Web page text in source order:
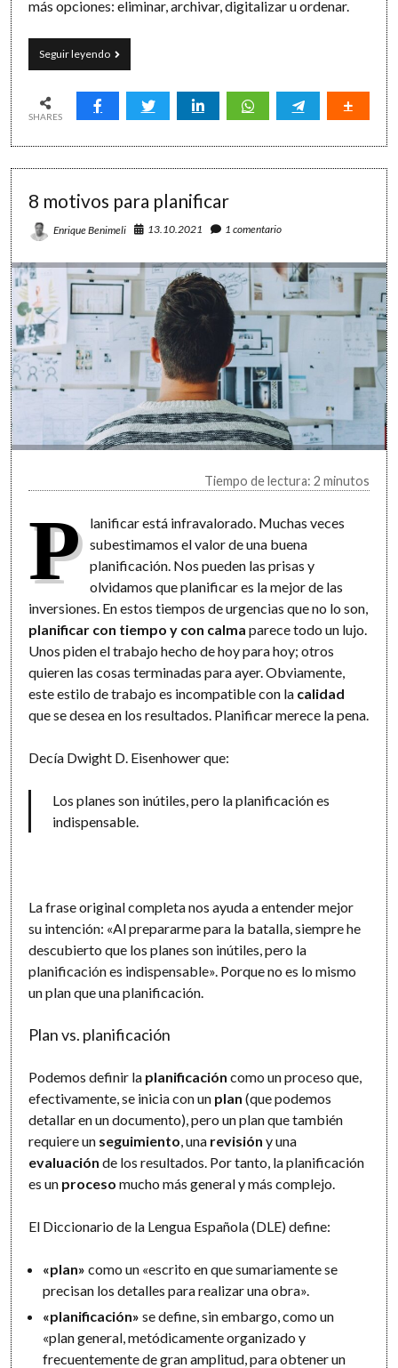
más opciones: eliminar, archivar, digitalizar u ordenar.
Seguir leyendoEl
noble
y
SHARES
8 motivos para planificar
Enrique Benimeli 13.10.2021 1 comentario
Tiempo de lectura: 2 minutos
P lanificar está infravalorado. Muchas veces
subestimamos el valor de una buena
planificación. Nos pueden las prisas y
olvidamos que planificar es la mejor de las
inversiones. En estos tiempos de urgencias que no lo son,
planificar con tiempo y con calma parece todo un lujo.
Unos piden el trabajo hecho de hoy para hoy; otros
quieren las cosas terminadas para ayer. Obviamente,
este estilo de trabajo es incompatible con la calidad
que se desea en los resultados. Planificar merece la pena.
Decía Dwight D. Eisenhower que:
Los planes son inútiles, pero la planificación es
indispensable.
La frase original completa nos ayuda a entender mejor
su intención: «Al prepararme para la batalla, siempre he
descubierto que los planes son inútiles, pero la
planificación es indispensable». Porque no es lo mismo
un plan que una planificación.
Plan vs. planificación
Podemos definir la planificación como un proceso que,
efectivamente, se inicia con un plan (que podemos
detallar en un documento), pero un plan que también
requiere un seguimiento , una revisión y una
evaluación de los resultados. Por tanto, la planificación
es un proceso mucho más general y más complejo.
El Diccionario de la Lengua Española (DLE) define:
«plan» como un «escrito en que sumariamente se
precisan los detalles para realizar una obra».
«planificación» se define, sin embargo, como un
«plan general, metódicamente organizado y
frecuentemente de gran amplitud, para obtener un